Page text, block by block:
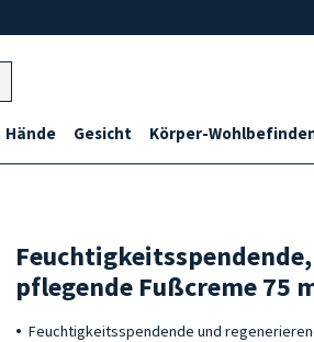
Hände Gesicht Körper-
pflegende Fußcreme 75
Feuchtigkeitsspendende und